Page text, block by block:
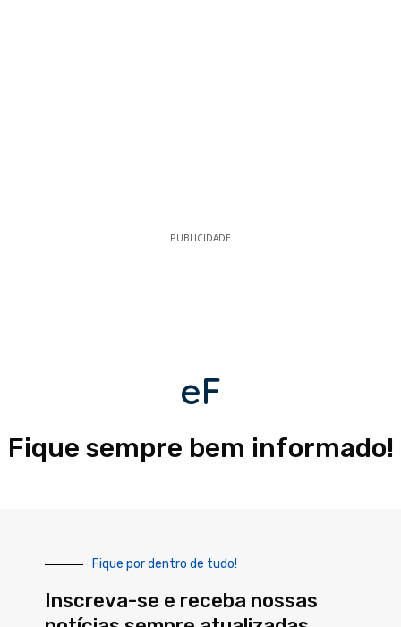
PUBLICIDADE
eF
Fique sempre bem informado!
Fique por dentro de tudo!
Inscreva-se e receba nossas